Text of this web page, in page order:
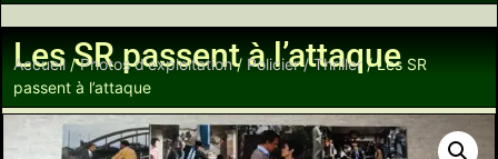
Les SR passent à l’attaque
Accueil /Photos d'exploitation/ Policier / Thriller/ Les SR
passent à l’attaque